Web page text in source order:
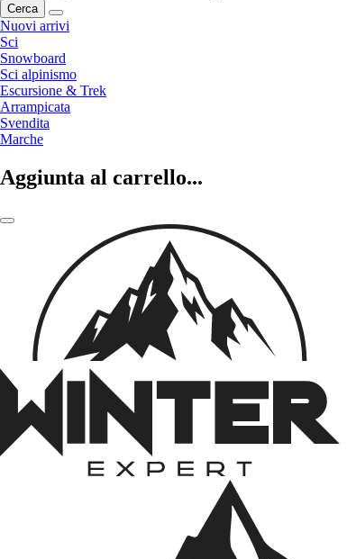
Cerca
Nuovi arrivi
Sci
Snowboard
Sci alpinismo
Escursione & Trek
Arrampicata
Svendita
Marche
Aggiunta al carrello...